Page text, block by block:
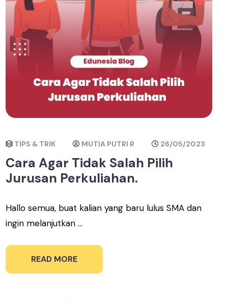
TIPS & TRIK MUTIA PUTRI R 26/05/2023
Cara Agar Tidak Salah Pilih
Jurusan Perkuliahan.
Hallo semua, buat kalian yang baru lulus SMA dan
ingin melanjutkan ...
READ MORE